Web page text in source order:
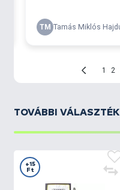
TOVÁBBI VÁLASZTÉK
+15
Ft